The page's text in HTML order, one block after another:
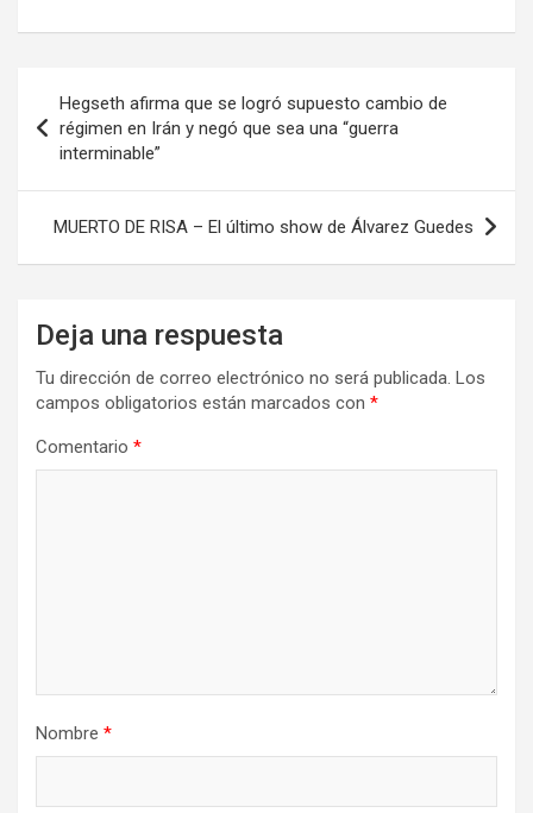
de
entradas
Hegseth afirma que se logró supuesto cambio de
régimen en Irán y negó que sea una “guerra
interminable”
MUERTO DE RISA – El último show de Álvarez Guedes
Deja una respuesta
Tu dirección de correo electrónico no será publicada. Los
campos obligatorios están marcados con *
Comentario *
Nombre *